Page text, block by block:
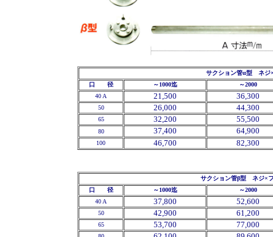
サクション管α型 ネ
口 径
～1000迄
～2000
40 A
21,500 36,300
50 26,000 44,300
65 32,200 55,500
80 37,400 64,900
100 46,700 82,300
サクション管β型 ネジ×
口 径
～1000迄
～2000
40 A
37,800 52,600
50 42,900 61,200
65 53,700 77,000